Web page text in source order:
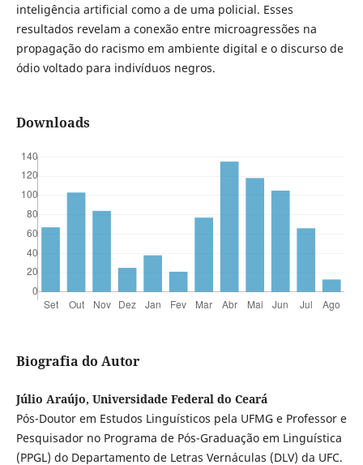
inteligência artificial como a de uma policial. Esses
resultados revelam a conexão entre microagressões na
propagação do racismo em ambiente digital e o discurso de
ódio voltado para indivíduos negros.
Downloads
Biografia do Autor
Júlio Araújo, Universidade Federal do Ceará
Pós-Doutor em Estudos Linguísticos pela UFMG e Professor e
Pesquisador no Programa de Pós-Graduação em Linguística
(PPGL) do Departamento de Letras Vernáculas (DLV) da UFC.